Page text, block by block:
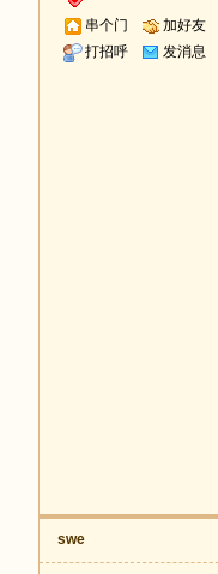
串个门
加好友
打招呼
发消息
swe